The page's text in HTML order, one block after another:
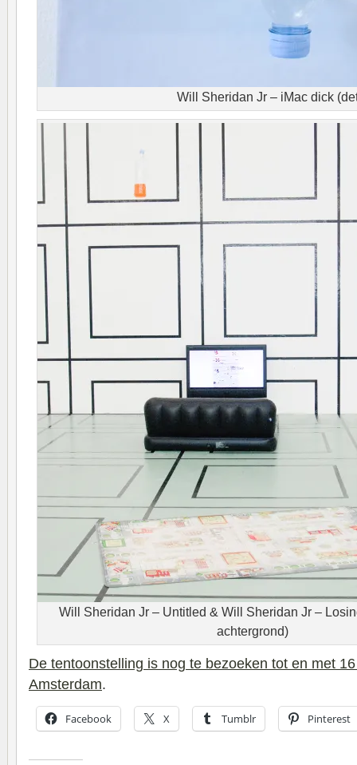
Will Sheridan Jr – iMac dick
Will Sheridan Jr – Untitled & Will Sheridan Jr –
achtergrond)
De tentoonstelling is nog te bezoeken tot en met
Amsterdam.
Facebook X Tumblr Pinterest